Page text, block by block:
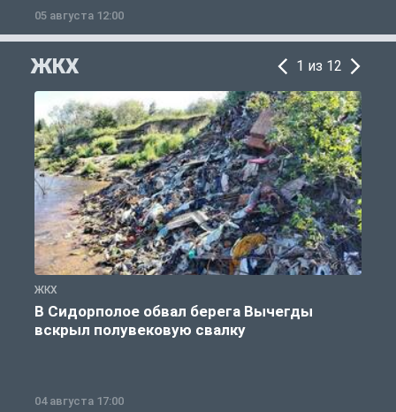
05 августа 12:00
ЖКХ 1 из 12
ЖКХ
В Сидорполое обвал берега Вычегды
вскрыл полувековую свалку
04 августа 17:00